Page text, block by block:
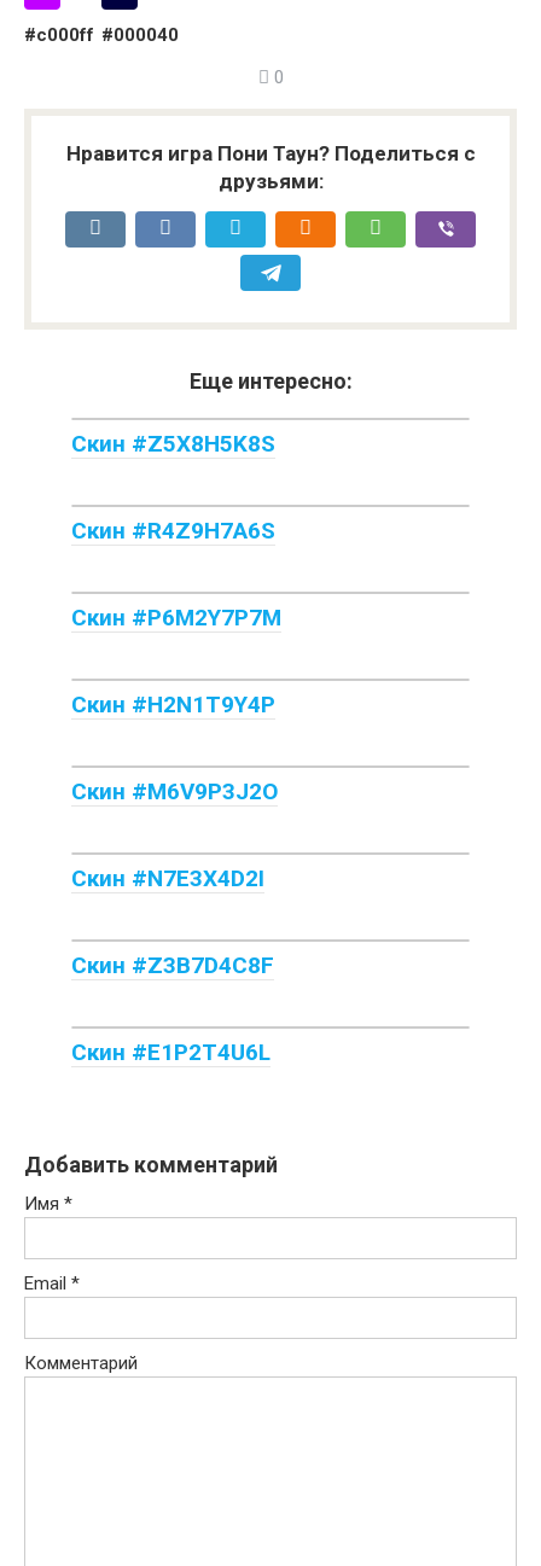
#c000ff #000040
0
Нравится игра Пони Таун? Поделиться с
друзьями:
Еще интересно:
Скин #Z5X8H5K8S
Скин #R4Z9H7A6S
Скин #P6M2Y7P7M
Скин #H2N1T9Y4P
Скин #M6V9P3J2O
Скин #N7E3X4D2I
Скин #Z3B7D4C8F
Скин #E1P2T4U6L
Добавить комментарий
Имя *
Email *
Комментарий